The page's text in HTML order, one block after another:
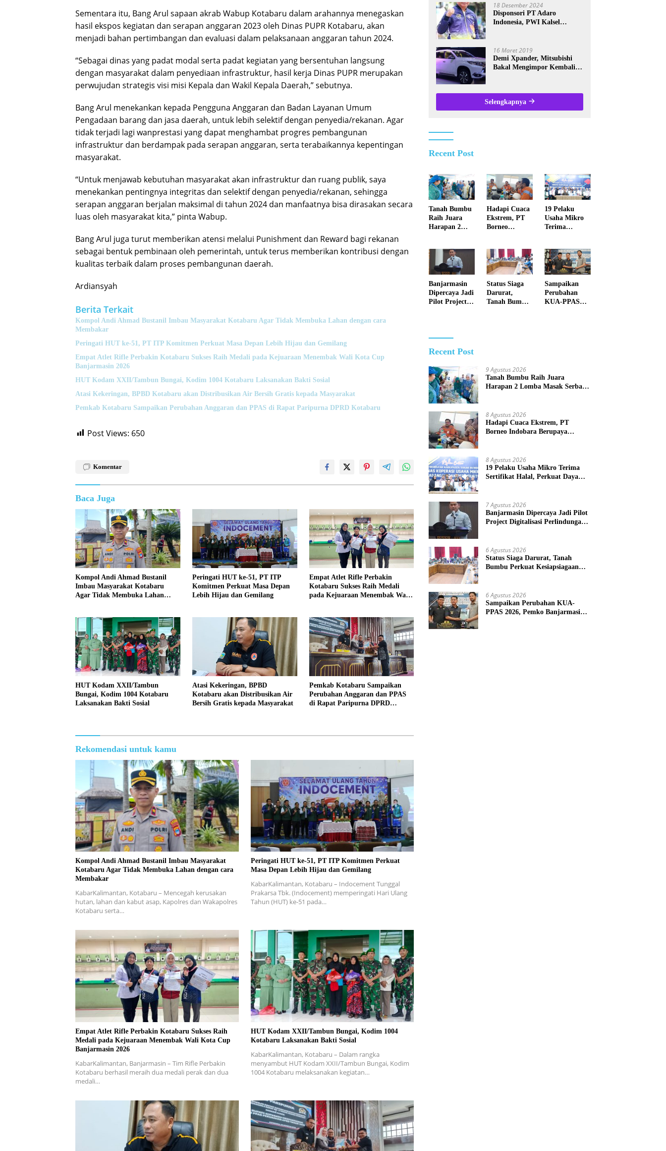
Sementara itu, Bang Arul sapaan akrab Wabup Kotabaru dalam arahannya menegaskan
hasil ekspos kegiatan dan serapan anggaran 2023 oleh Dinas PUPR Kotabaru, akan
menjadi bahan pertimbangan dan evaluasi dalam pelaksanaan anggaran tahun 2024.
“Sebagai dinas yang padat modal serta padat kegiatan yang bersentuhan langsung
dengan masyarakat dalam penyediaan infrastruktur, hasil kerja Dinas PUPR merupakan
perwujudan strategis visi misi Kepala dan Wakil Kepala Daerah,” sebutnya.
Bang Arul menekankan kepada Pengguna Anggaran dan Badan Layanan Umum
Pengadaan barang dan jasa daerah, untuk lebih selektif dengan penyedia/rekanan. Agar
tidak terjadi lagi wanprestasi yang dapat menghambat progres pembangunan
infrastruktur dan berdampak pada serapan anggaran, serta terabaikannya kepentingan
masyarakat.
“Untuk menjawab kebutuhan masyarakat akan infrastruktur dan ruang publik, saya
menekankan pentingnya integritas dan selektif dengan penyedia/rekanan, sehingga
serapan anggaran berjalan maksimal di tahun 2024 dan manfaatnya bisa dirasakan secara
luas oleh masyarakat kita,” pinta Wabup.
Bang Arul juga turut memberikan atensi melalui Punishment dan Reward bagi rekanan
sebagai bentuk pembinaan oleh pemerintah, untuk terus memberikan kontribusi dengan
kualitas terbaik dalam proses pembangunan daerah.
Ardiansyah
Berita Terkait
Kompol Andi Ahmad Bustanil Imbau Masyarakat Kotabaru Agar Tidak Membuka Lahan dengan cara
Membakar
Peringati HUT ke-51, PT ITP Komitmen Perkuat Masa Depan Lebih Hijau dan Gemilang
Empat Atlet Rifle Perbakin Kotabaru Sukses Raih Medali pada Kejuaraan Menembak Wali Kota Cup
Banjarmasin 2026
HUT Kodam XXII/Tambun Bungai, Kodim 1004 Kotabaru Laksanakan Bakti Sosial
Atasi Kekeringan, BPBD Kotabaru akan Distribusikan Air Bersih Gratis kepada Masyarakat
Pemkab Kotabaru Sampaikan Perubahan Anggaran dan PPAS di Rapat Paripurna DPRD Kotabaru
Post Views: 650
Komentar
Baca Juga
Kompol Andi Ahmad Bustanil
Imbau Masyarakat Kotabaru
Agar Tidak Membuka Lahan
Peringati HUT ke-51, PT ITP
Komitmen Perkuat Masa Depan
Lebih Hijau dan Gemilang
Empat Atlet Rifle Perbakin
Kotabaru Sukses Raih Medali
pada Kejuaraan Menembak Wali
HUT Kodam XXII/Tambun
Bungai, Kodim 1004 Kotabaru
Laksanakan Bakti Sosial
Atasi Kekeringan, BPBD
Kotabaru akan Distribusikan Air
Bersih Gratis kepada Masyarakat
Pemkab Kotabaru Sampaikan
Perubahan Anggaran dan PPAS
di Rapat Paripurna DPRD
Rekomendasi untuk kamu
Kompol Andi Ahmad Bustanil Imbau Masyarakat
Kotabaru Agar Tidak Membuka Lahan dengan cara
Membakar
KabarKalimantan, Kotabaru – Mencegah kerusakan
hutan, lahan dan kabut asap, Kapolres dan Wakapolres
Kotabaru serta…
Peringati HUT ke-51, PT ITP Komitmen Perkuat
Masa Depan Lebih Hijau dan Gemilang
KabarKalimantan, Kotabaru – Indocement Tunggal
Prakarsa Tbk. (Indocement) memperingati Hari Ulang
Tahun (HUT) ke-51 pada…
Empat Atlet Rifle Perbakin Kotabaru Sukses Raih
Medali pada Kejuaraan Menembak Wali Kota Cup
Banjarmasin 2026
KabarKalimantan, Banjarmasin – Tim Rifle Perbakin
Kotabaru berhasil meraih dua medali perak dan dua
medali…
HUT Kodam XXII/Tambun Bungai, Kodim 1004
Kotabaru Laksanakan Bakti Sosial
KabarKalimantan, Kotabaru – Dalam rangka
menyambut HUT Kodam XXII/Tambun Bungai, Kodim
1004 Kotabaru melaksanakan kegiatan…
18 Desember 2024
Disponsori PT Adaro
Indonesia, PWI Kalsel
Kalsel
16 Maret 2019
Demi Xpander, Mitsubishi
Bakal Mengimpor Kembali
Selengkapnya
Recent Post
Tanah Bumbu
Raih Juara
Harapan 2
Tingkat Kalsel
2026
Hadapi Cuaca
Ekstrem, PT
Borneo
Maksimal
Meminimalisir
Debu dan
Perketat
Penyiraman
Air di
19 Pelaku
Usaha Mikro
Terima
Daya Saing
Produk Lokal
Banjarmasin
Dipercaya Jadi
Pilot Project
2026
Status Siaga
Darurat,
Tanah Bumbu
Sampaikan
Perubahan
KUA-PPAS
Recent Post
9 Agustus 2026
Tanah Bumbu Raih Juara
Harapan 2 Lomba Masak Serba
8 Agustus 2026
Hadapi Cuaca Ekstrem, PT
Borneo Indobara Berupaya
Sejumlah Titik Rawan Polusi
8 Agustus 2026
19 Pelaku Usaha Mikro Terima
Sertifikat Halal, Perkuat Daya
7 Agustus 2026
Banjarmasin Dipercaya Jadi Pilot
Project Digitalisasi Perlindungan
6 Agustus 2026
Status Siaga Darurat, Tanah
Bumbu Perkuat Kesiapsiagaan
6 Agustus 2026
Sampaikan Perubahan KUA-
PPAS 2026, Pemko Banjarmasin